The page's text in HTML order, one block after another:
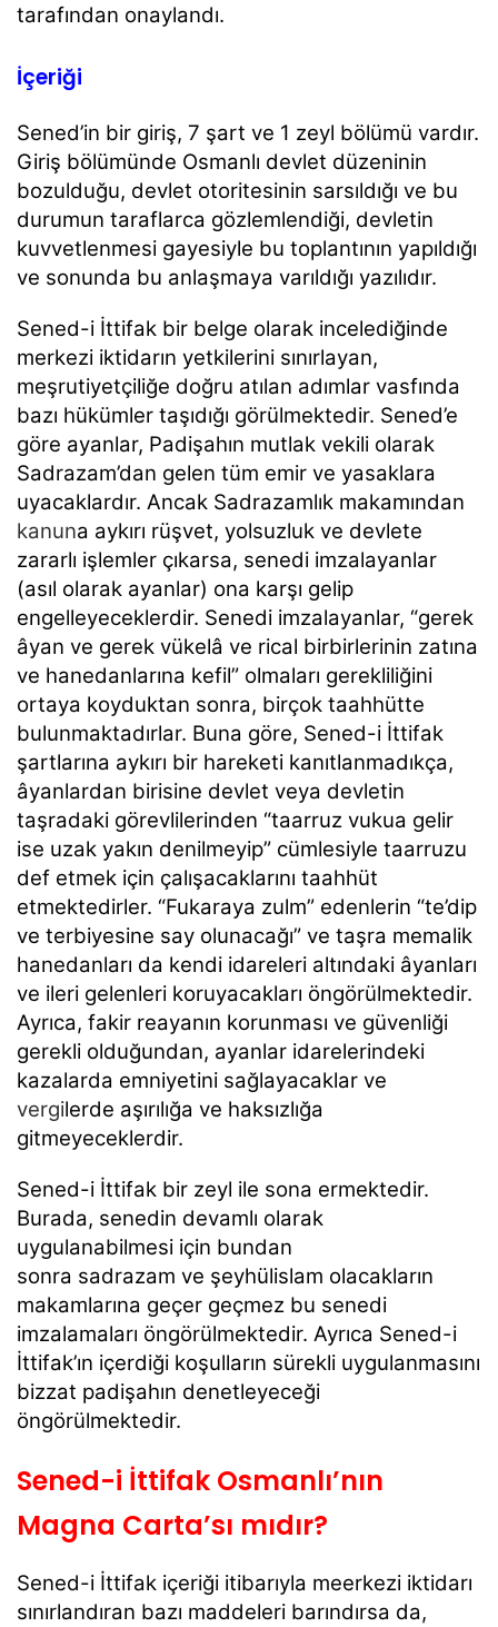
tarafından onaylandı.
İçeriği
Sened’in bir giriş, 7 şart ve 1 zeyl bölümü vardır.
Giriş bölümünde Osmanlı devlet düzeninin
bozulduğu, devlet otoritesinin sarsıldığı ve bu
durumun taraflarca gözlemlendiği, devletin
kuvvetlenmesi gayesiyle bu toplantının yapıldığı
ve sonunda bu anlaşmaya varıldığı yazılıdır.
Sened-i İttifak bir belge olarak incelediğinde
merkezi iktidarın yetkilerini sınırlayan,
meşrutiyetçiliğe doğru atılan adımlar vasfında
bazı hükümler taşıdığı görülmektedir. Sened’e
göre ayanlar, Padişahın mutlak vekili olarak
Sadrazam’dan gelen tüm emir ve yasaklara
uyacaklardır. Ancak Sadrazamlık makamından
kanuna aykırı rüşvet, yolsuzluk ve devlete
zararlı işlemler çıkarsa, senedi imzalayanlar
(asıl olarak ayanlar) ona karşı gelip
engelleyeceklerdir. Senedi imzalayanlar, “gerek
âyan ve gerek vükelâ ve rical birbirlerinin zatına
ve hanedanlarına kefil” olmaları gerekliliğini
ortaya koyduktan sonra, birçok taahhütte
bulunmaktadırlar. Buna göre, Sened-i İttifak
şartlarına aykırı bir hareketi kanıtlanmadıkça,
âyanlardan birisine devlet veya devletin
taşradaki görevlilerinden “taarruz vukua gelir
ise uzak yakın denilmeyip” cümlesiyle taarruzu
def etmek için çalışacaklarını taahhüt
etmektedirler. “Fukaraya zulm” edenlerin “te’dip
ve terbiyesine say olunacağı” ve taşra memalik
hanedanları da kendi idareleri altındaki âyanları
ve ileri gelenleri koruyacakları öngörülmektedir.
Ayrıca, fakir reayanın korunması ve güvenliği
gerekli olduğundan, ayanlar idarelerindeki
kazalarda emniyetini sağlayacaklar ve
vergilerde aşırılığa ve haksızlığa
gitmeyeceklerdir.
Sened-i İttifak bir zeyl ile sona ermektedir.
Burada, senedin devamlı olarak
uygulanabilmesi için bundan
sonra sadrazam ve şeyhülislam olacakların
makamlarına geçer geçmez bu senedi
imzalamaları öngörülmektedir. Ayrıca Sened-i
İttifak’ın içerdiği koşulların sürekli uygulanmasını
bizzat padişahın denetleyeceği
öngörülmektedir.
Sened-i İttifak Osmanlı’nın
Magna Carta’sı mıdır?
Sened-i İttifak içeriği itibarıyla meerkezi iktidarı
sınırlandıran bazı maddeleri barındırsa da,